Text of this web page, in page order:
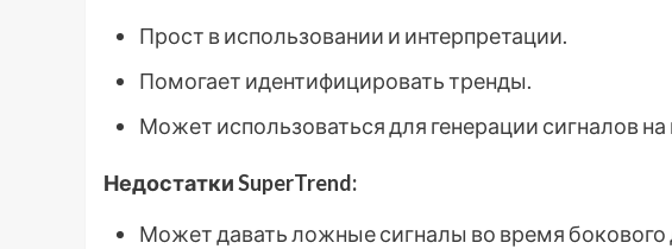
Прост в использовании и интерпретации.
Помогает идентифицировать тренды.
Может использоваться для генерации сигналов
Недостатки SuperTrend:
Может давать ложные сигналы во время